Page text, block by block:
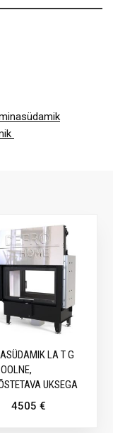
LA T G
UKSEGA
4505€